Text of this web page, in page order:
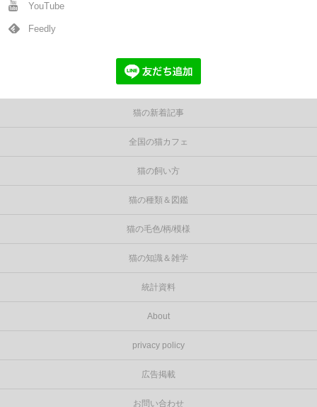
YouTube
Feedly
猫の新着記事
全国の猫カフェ
猫の飼い方
猫の種類＆図鑑
猫の毛色/柄/模様
猫の知識＆雑学
統計資料
About
privacy policy
広告掲載
お問い合わせ